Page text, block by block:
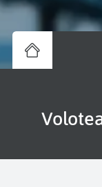
Volotea à l'aéroport Poitiers